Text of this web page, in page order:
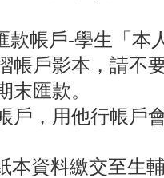
款帳戶-學生「本
帳戶影本，請不
末匯款。
戶，用他行帳戶
本資料繳交至生